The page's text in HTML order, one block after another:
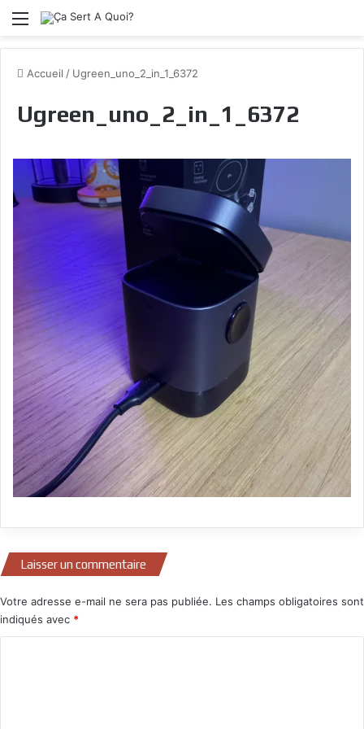
Menu
Accueil / Ugreen_uno_2_in_1_6372
Ugreen_uno_2_in_1_6372
Laisser un commentaire
Votre adresse e-mail ne sera pas publiée. Les champs obligatoires sont
indiqués avec *